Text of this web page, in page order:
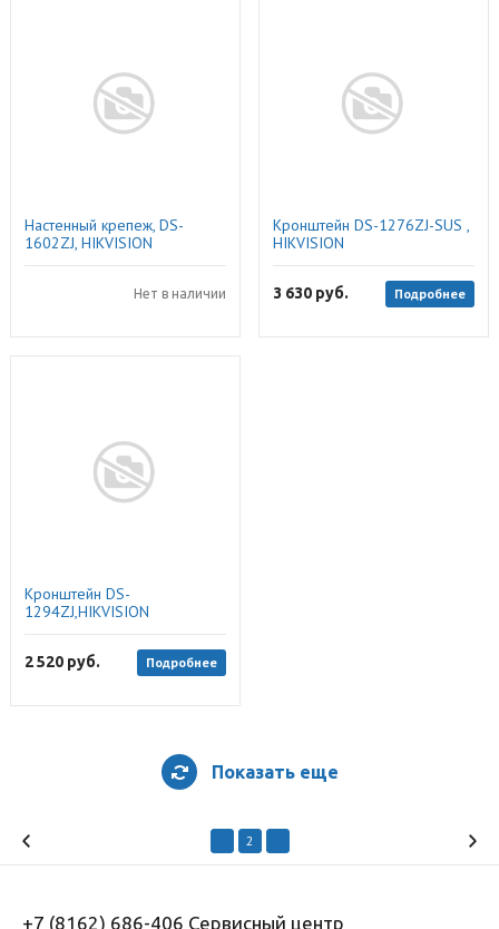
Настенный крепеж, DS-
1602ZJ, HIKVISION
Нет в наличии
Кронштейн DS-1276ZJ-SUS ,
HIKVISION
3 630 руб. Подробнее
Кронштейн DS-
1294ZJ,HIKVISION
2 520 руб. Подробнее
Показать еще
2
+7 (8162) 686-406 Сервисный центр